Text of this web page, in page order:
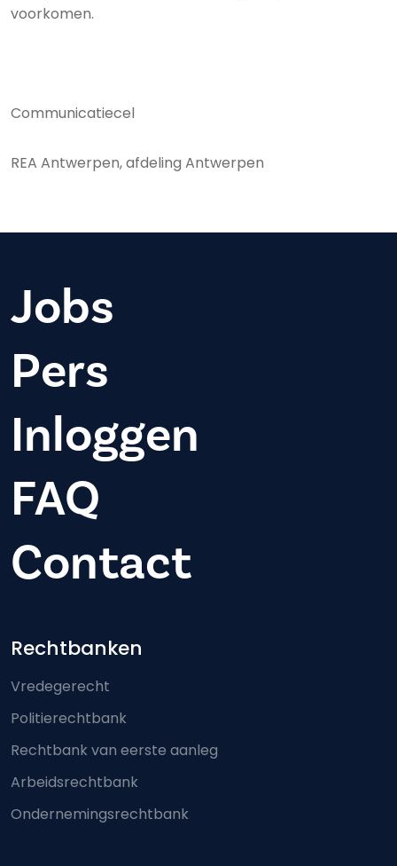
voorkomen.
Communicatiecel
REA Antwerpen, afdeling Antwerpen
Jobs
Pers
Inloggen
FAQ
Contact
Footer-menu
Rechtbanken
Vredegerecht
Politierechtbank
Rechtbank van eerste aanleg
Arbeidsrechtbank
Ondernemingsrechtbank